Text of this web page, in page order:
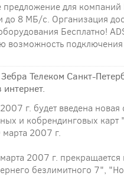
предложение для
до 8 МБ/с. Организация
Бесплатно!
возможность
Телеком Санкт-
интернет.
г. будет введена
и кобрендинговых
марта 2007 г.
2007 г.
безлимитного 7",